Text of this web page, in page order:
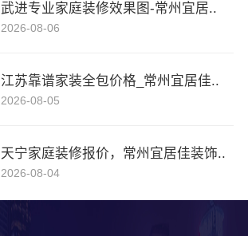
武进专业家庭装修效果图-常州宜居..
2026-08-06
江苏靠谱家装全包价格_常州宜居佳..
2026-08-05
天宁家庭装修报价，常州宜居佳装饰..
2026-08-04